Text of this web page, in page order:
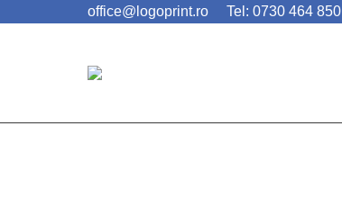
office@logoprint.ro Tel: 0730 464 850